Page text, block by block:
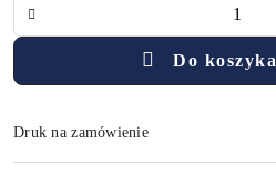
Do koszyka
Druk na zamówienie